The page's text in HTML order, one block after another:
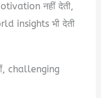
नहीं देती,
insights भी देती
challenging